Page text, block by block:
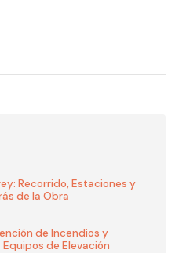
Recorrido, Estaciones y
de la Obra
de Incendios y
de Elevación